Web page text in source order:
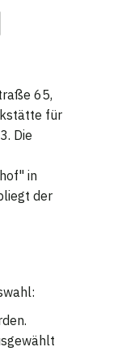
65,
für
Die
in
der